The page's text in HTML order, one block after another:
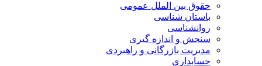
حقوق بین الملل عمومی
باستان شناسی
روانشناسی
سنجش و اندازه گیری
مدیریت بازرگانی و راهبردی
حسابداری